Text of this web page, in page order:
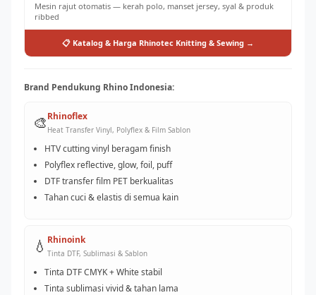
Mesin rajut otomatis — kerah polo, manset jersey, syal & produk
ribbed
📋 Katalog & Harga Rhinotec Knitting & Sewing →
Brand Pendukung Rhino Indonesia:
🎨Rhinoflex
Heat Transfer Vinyl, Polyflex & Film Sablon
HTV cutting vinyl beragam finish
Polyflex reflective, glow, foil, puff
DTF transfer film PET berkualitas
Tahan cuci & elastis di semua kain
💧 Rhinoink
Tinta DTF, Sublimasi & Sablon
Tinta DTF CMYK + White stabil
Tinta sublimasi vivid & tahan lama